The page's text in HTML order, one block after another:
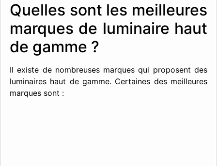
Quelles sont les meilleures
marques de luminaire haut
de gamme ?
Il existe de nombreuses marques qui proposent des
luminaires haut de gamme. Certaines des meilleures
marques sont :